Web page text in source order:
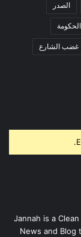
الصدر
غضب الشارع
Jannah is a
News and Blog